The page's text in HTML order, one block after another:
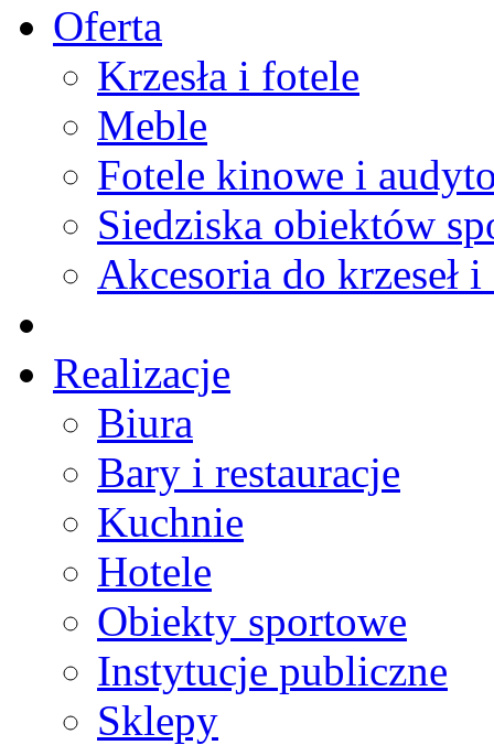
Oferta
Krzesła i fotele
Meble
Fotele kinowe i
Siedziska obiektów
Akcesoria do krzeseł
Realizacje
Biura
Bary i restauracje
Kuchnie
Hotele
Obiekty sportowe
Instytucje publiczne
Sklepy